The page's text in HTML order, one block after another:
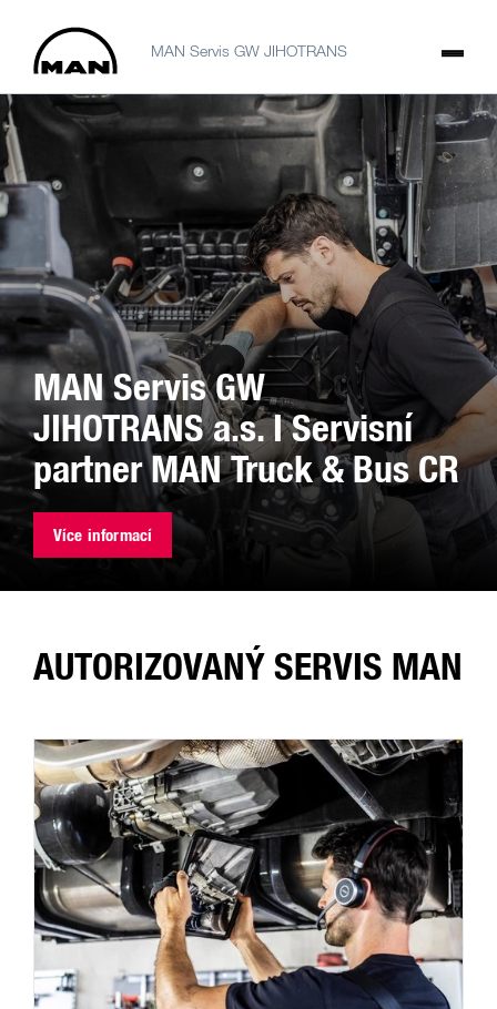
MAN Servis GW JIHOTRANS
MAN Servis GW
JIHOTRANS a.s. I Servisní
partner MAN Truck & Bus CR
Více informací
AUTORIZOVANÝ SERVIS MAN